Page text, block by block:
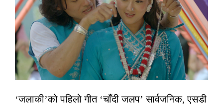
‘जलाकी’को पहिलो गीत ‘चाँदी जलप’ सार्वजनिक, एसडी